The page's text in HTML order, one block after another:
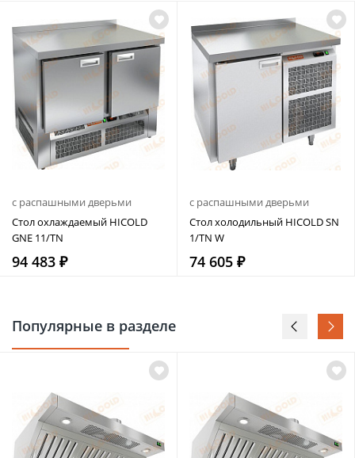
с распашными дверьми
Стол охлаждаемый HICOLD
GNE 11/TN
94 483 ₽
с распашными дверьми
Стол холодильный HICOLD SN
1/TN W
74 605 ₽
Популярные в разделе